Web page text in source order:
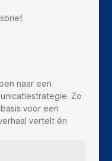
naar een
Zo
voor een
vertelt én